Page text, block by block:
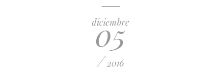
diciembre
05
/ 2016